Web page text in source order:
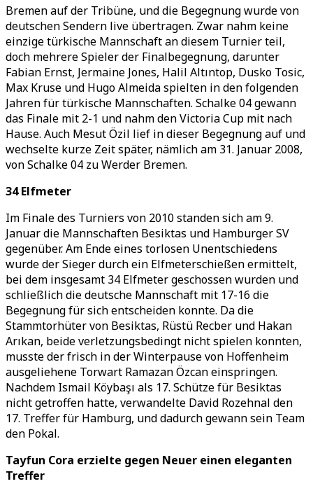
Bremen auf der Tribüne, und die Begegnung wurde von
deutschen Sendern live übertragen. Zwar nahm keine
einzige türkische Mannschaft an diesem Turnier teil,
doch mehrere Spieler der Finalbegegnung, darunter
Fabian Ernst, Jermaine Jones, Halil Altıntop, Dusko Tosic,
Max Kruse und Hugo Almeida spielten in den folgenden
Jahren für türkische Mannschaften. Schalke 04 gewann
das Finale mit 2-1 und nahm den Victoria Cup mit nach
Hause. Auch Mesut Özil lief in dieser Begegnung auf und
wechselte kurze Zeit später, nämlich am 31. Januar 2008,
von Schalke 04 zu Werder Bremen.
34 Elfmeter
Im Finale des Turniers von 2010 standen sich am 9.
Januar die Mannschaften Besiktas und Hamburger SV
gegenüber. Am Ende eines torlosen Unentschiedens
wurde der Sieger durch ein Elfmeterschießen ermittelt,
bei dem insgesamt 34 Elfmeter geschossen wurden und
schließlich die deutsche Mannschaft mit 17-16 die
Begegnung für sich entscheiden konnte. Da die
Stammtorhüter von Besiktas, Rüstü Recber und Hakan
Arıkan, beide verletzungsbedingt nicht spielen konnten,
musste der frisch in der Winterpause von Hoffenheim
ausgeliehene Torwart Ramazan Özcan einspringen.
Nachdem Ismail Köybaşı als 17. Schütze für Besiktas
nicht getroffen hatte, verwandelte David Rozehnal den
17. Treffer für Hamburg, und dadurch gewann sein Team
den Pokal.
Tayfun Cora erzielte gegen Neuer einen eleganten
Treffer